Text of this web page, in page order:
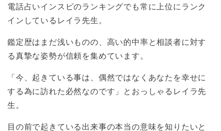
電話占いインスピのランキングでも常に上位にランク
インしているレイラ先生。
鑑定歴はまだ浅いものの、高い的中率と相談者に対す
る真摯な姿勢が信頼を集めています。
「今、起きている事は、偶然ではなくあなたを幸せに
する為に訪れた必然なのです」とおっしゃるレイラ先
生。
目の前で起きている出来事の本当の意味を知りたいと